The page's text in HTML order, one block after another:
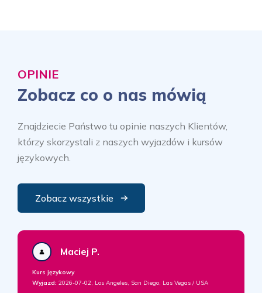
OPINIE
Zobacz co o nas mówią
Znajdziecie Państwo tu opinie naszych Klientów,
którzy skorzystali z naszych wyjazdów i kursów
językowych.
Zobacz wszystkie
Maciej P.
Kurs językowy
Wyjazd: 2026-07-02, Los Angeles, San Diego, Las Vegas / USA